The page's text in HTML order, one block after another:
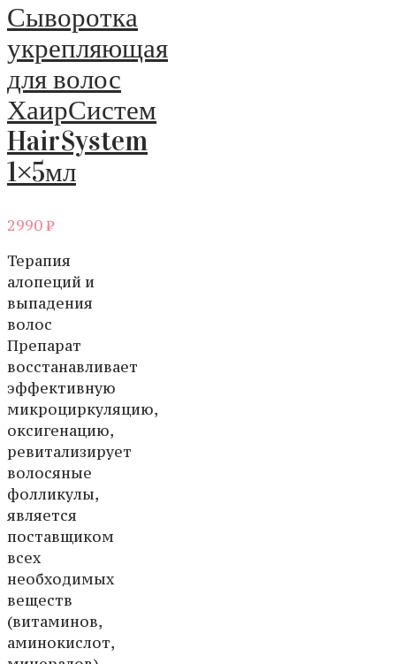
Сыворотка
укрепляющая
для волос
ХаирСистем
HairSystem
1×5мл
2990₽
Терапия
алопеций и
выпадения
волос
Препарат
восстанавливает
эффективную
микроциркуляцию,
оксигенацию,
ревитализирует
волосяные
фолликулы,
является
поставщиком
всех
необходимых
веществ
(витаминов,
аминокислот,